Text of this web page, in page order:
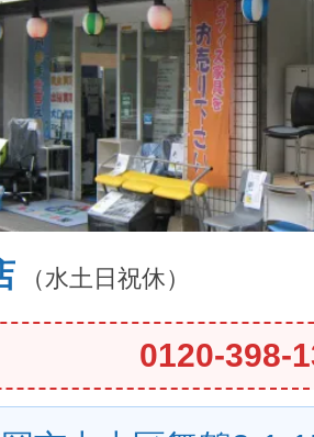
（水土日祝休）
0120-398-